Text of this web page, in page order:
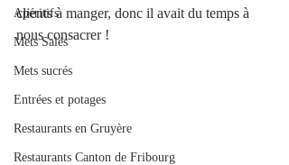
Apéritifs
Mets Salés
Mets sucrés
Entrées et potages
Restaurants en Gruyère
Restaurants Canton de Fribourg
clients à manger, donc il avait du temps à
nous consacrer !